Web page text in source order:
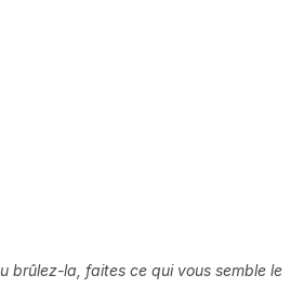
brûlez-la, faites ce qui vous semble le